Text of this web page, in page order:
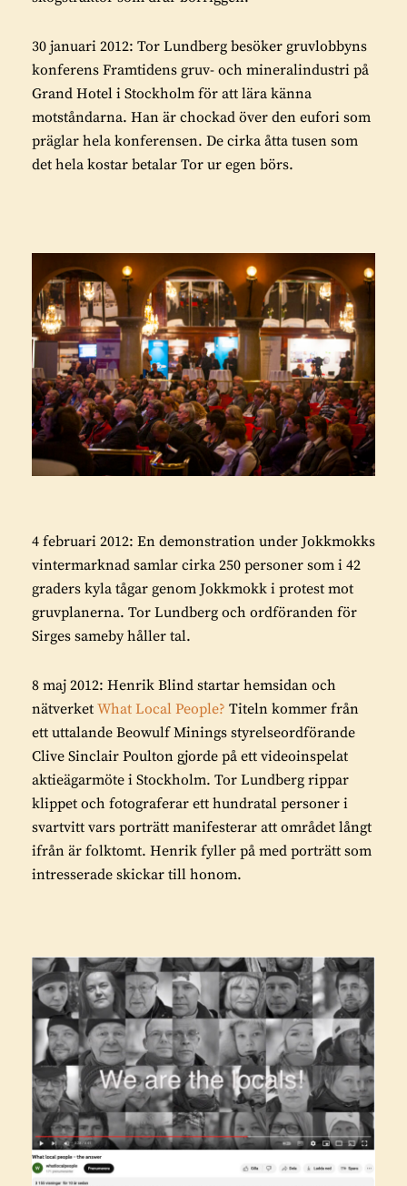
30 januari 2012: Tor Lundberg besöker gruvlobbyns
konferens Framtidens gruv- och mineralindustri på
Grand Hotel i Stockholm för att lära känna
motståndarna. Han är chockad över den eufori som
präglar hela konferensen. De cirka åtta tusen som
det hela kostar betalar Tor ur egen börs.
4 februari 2012: En demonstration under Jokkmokks
vintermarknad samlar cirka 250 personer som i 42
graders kyla tågar genom Jokkmokk i protest mot
gruvplanerna. Tor Lundberg och ordföranden för
Sirges sameby håller tal.
8 maj 2012: Henrik Blind startar hemsidan och
nätverket What Local People? Titeln kommer från
ett uttalande Beowulf Minings styrelseordförande
Clive Sinclair Poulton gjorde på ett videoinspelat
aktieägarmöte i Stockholm. Tor Lundberg rippar
klippet och fotograferar ett hundratal personer i
svartvitt vars porträtt manifesterar att området långt
ifrån är folktomt. Henrik fyller på med porträtt som
intresserade skickar till honom.